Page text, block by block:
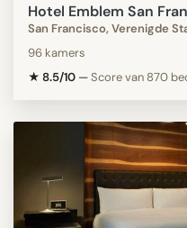
Hotel Emblem San
San Francisco, Verenigde
96 kamers
★ 8.5/10 —Score van 870